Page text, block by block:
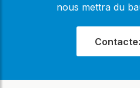
nous mettra du